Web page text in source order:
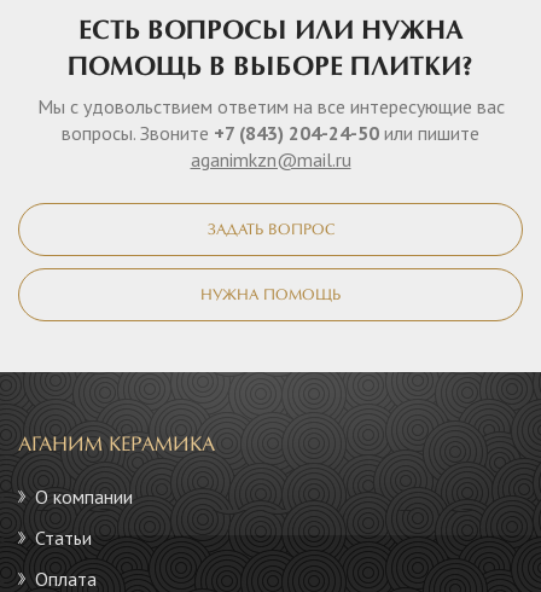
ЕСТЬ ВОПРОСЫ ИЛИ НУЖНА
ПОМОЩЬ В ВЫБОРЕ ПЛИТКИ?
Мы с удовольствием ответим на все интересующие вас
вопросы. Звоните +7 (843) 204-24-50 или пишите
aganimkzn@mail.ru
ЗАДАТЬ ВОПРОС
НУЖНА ПОМОЩЬ
АГАНИМ КЕРАМИКА
О компании
Статьи
Оплата